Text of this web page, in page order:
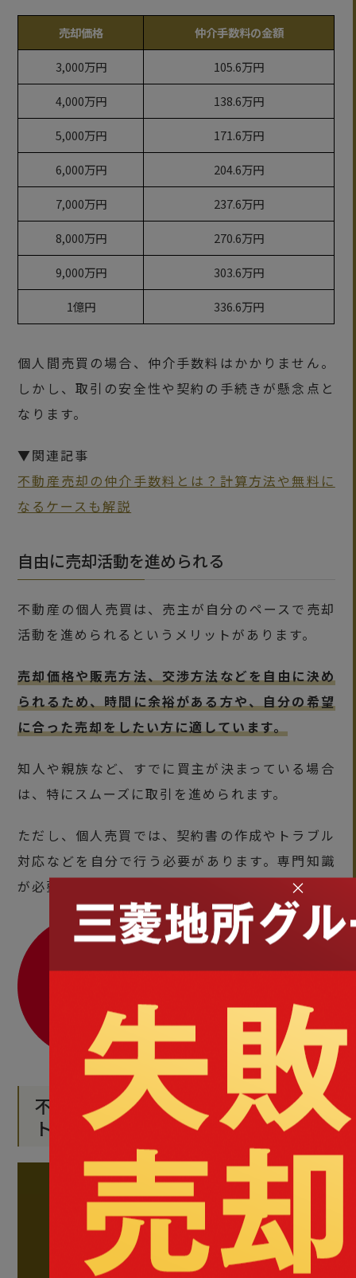
売却価格 仲介手数料の金額
3,000万円 105.6万円
4,000万円 138.6万円
5,000万円 171.6万円
6,000万円 204.6万円
7,000万円 237.6万円
8,000万円 270.6万円
9,000万円 303.6万円
1億円 336.6万円
個人間売買の場合、仲介手数料はかかりません。
しかし、取引の安全性や契約の手続きが懸念点と
なります。
▼関連記事
不動産売却の仲介手数料とは？計算方法や無料に
なるケースも解説
自由に売却活動を進められる
不動産の個人売買は、売主が自分のペースで売却
活動を進められるというメリットがあります。
売却価格や販売方法、交渉方法などを自由に決め
られるため、時間に余裕がある方や、自分の希望
に合った売却をしたい方に適しています。
知人や親族など、すでに買主が決まっている場合
は、特にスムーズに取引を進められます。
ただし、個人売買では、契約書の作成やトラブル
対応などを自分で行う必要があります。専門知識
が必要となる場面もあるため、注意が必要です。
不動産を個人間で売買するデメリッ
ト
×